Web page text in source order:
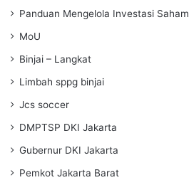
Panduan Mengelola Investasi Saham
MoU
Binjai – Langkat
Limbah sppg binjai
Jcs soccer
DMPTSP DKI Jakarta
Gubernur DKI Jakarta
Pemkot Jakarta Barat